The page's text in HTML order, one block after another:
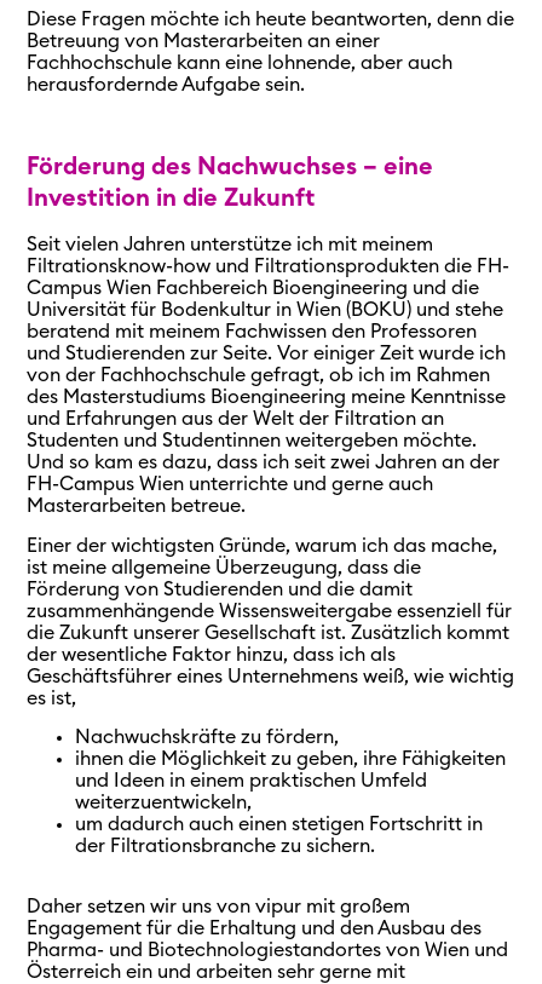
Diese Fragen möchte ich heute beantworten, denn die
Betreuung von Masterarbeiten an einer
Fachhochschule kann eine lohnende, aber auch
herausfordernde Aufgabe sein.
Förderung des Nachwuchses – eine
Investition in die Zukunft
Seit vielen Jahren unterstütze ich mit meinem
Filtrationsknow-how und Filtrationsprodukten die FH-
Campus Wien Fachbereich Bioengineering und die
Universität für Bodenkultur in Wien (BOKU) und stehe
beratend mit meinem Fachwissen den Professoren
und Studierenden zur Seite. Vor einiger Zeit wurde ich
von der Fachhochschule gefragt, ob ich im Rahmen
des Masterstudiums Bioengineering meine Kenntnisse
und Erfahrungen aus der Welt der Filtration an
Studenten und Studentinnen weitergeben möchte.
Und so kam es dazu, dass ich seit zwei Jahren an der
FH-Campus Wien unterrichte und gerne auch
Masterarbeiten betreue.
Einer der wichtigsten Gründe, warum ich das mache,
ist meine allgemeine Überzeugung, dass die
Förderung von Studierenden und die damit
zusammenhängende Wissensweitergabe essenziell für
die Zukunft unserer Gesellschaft ist. Zusätzlich kommt
der wesentliche Faktor hinzu, dass ich als
Geschäftsführer eines Unternehmens weiß, wie wichtig
es ist,
Nachwuchskräfte zu fördern,
ihnen die Möglichkeit zu geben, ihre Fähigkeiten
und Ideen in einem praktischen Umfeld
weiterzuentwickeln,
um dadurch auch einen stetigen Fortschritt in
der Filtrationsbranche zu sichern.
Daher setzen wir uns von vipur mit großem
Engagement für die Erhaltung und den Ausbau des
Pharma- und Biotechnologiestandortes von Wien und
Österreich ein und arbeiten sehr gerne mit